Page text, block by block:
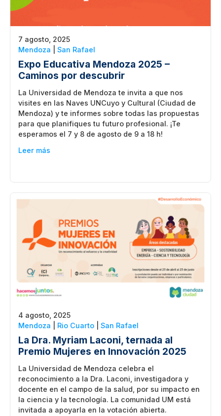
7 agosto, 2025
Mendoza
San Rafael
Expo Educativa Mendoza 2025 –
Caminos por descubrir
La Universidad de Mendoza te invita a que nos
visites en las Naves UNCuyo y Cultural (Ciudad de
Mendoza) y te informes sobre todas las propuestas
para que planifiques tu futuro profesional. ¡Te
esperamos el 7 y 8 de agosto de 9 a 18 h!
Leer más
4 agosto, 2025
Mendoza
Rio Cuarto San Rafael
La Dra. Myriam Laconi, ternada al
Premio Mujeres en Innovación 2025
La Universidad de Mendoza celebra el
reconocimiento a la Dra. Laconi, investigadora y
docente en el campo de la salud, por su impacto en
la ciencia y la tecnología. La comunidad UM está
invitada a apoyarla en la votación abierta.